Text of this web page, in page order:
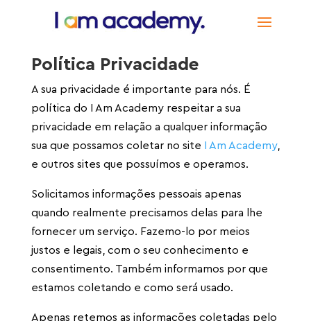
Política Privacidade
A sua privacidade é importante para nós. É
política do I Am Academy respeitar a sua
privacidade em relação a qualquer informação
sua que possamos coletar no site
I Am Academy,
e outros sites que possuímos e operamos.
Solicitamos informações pessoais apenas
quando realmente precisamos delas para lhe
fornecer um serviço. Fazemo-lo por meios
justos e legais, com o seu conhecimento e
consentimento. Também informamos por que
estamos coletando e como será usado.
Apenas retemos as informações coletadas pelo